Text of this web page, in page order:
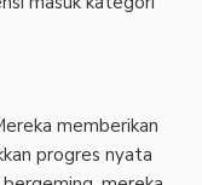
memberikan
progres nyata